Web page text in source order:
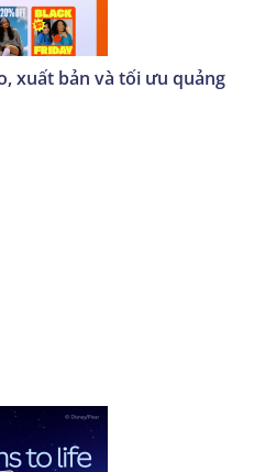
xuất bản và tối ưu quảng